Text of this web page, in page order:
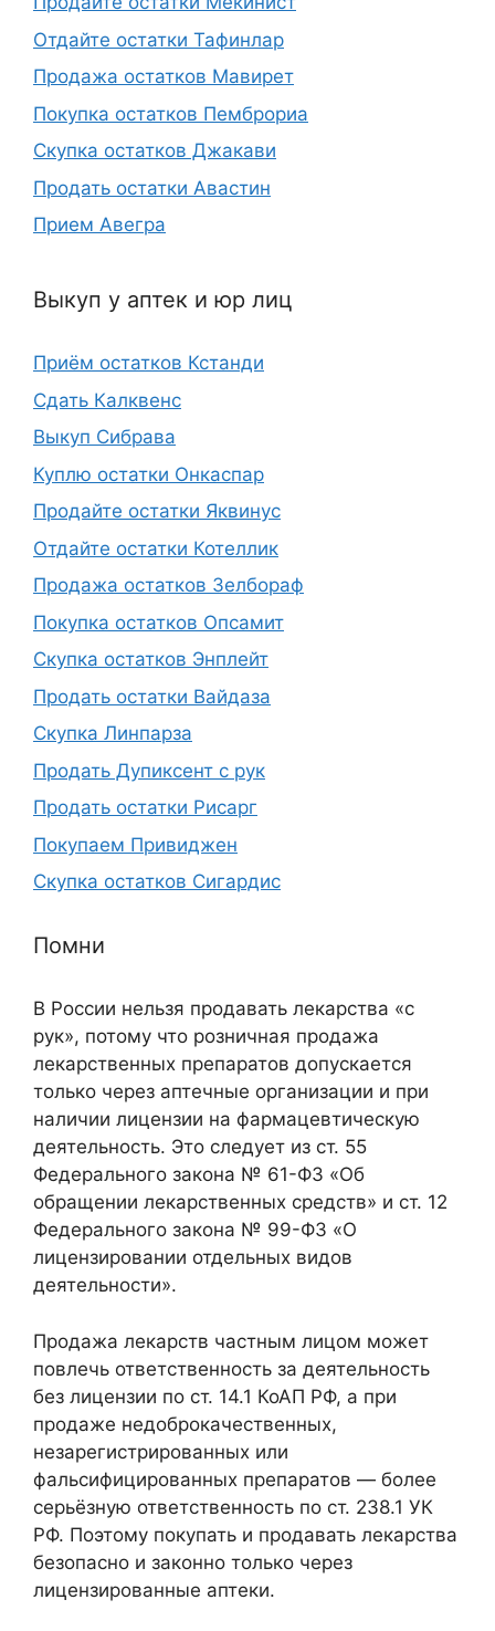
Отдайте остатки Тафинлар
Продажа остатков Мавирет
Покупка остатков Пемброриа
Скупка остатков Джакави
Продать остатки Авастин
Прием Авегра
Выкуп у аптек и юр лиц
Приём остатков Кстанди
Сдать Калквенс
Выкуп Сибрава
Куплю остатки Онкаспар
Продайте остатки Яквинус
Отдайте остатки Котеллик
Продажа остатков Зелбораф
Покупка остатков Опсамит
Скупка остатков Энплейт
Продать остатки Вайдаза
Скупка Линпарза
Продать Дупиксент с рук
Продать остатки Рисарг
Покупаем Привиджен
Скупка остатков Сигардис
Помни
В России нельзя продавать лекарства «с
рук», потому что розничная продажа
лекарственных препаратов допускается
только через аптечные организации и при
наличии лицензии на фармацевтическую
деятельность. Это следует из ст. 55
Федерального закона № 61-ФЗ «Об
обращении лекарственных средств» и ст. 12
Федерального закона № 99-ФЗ «О
лицензировании отдельных видов
деятельности».
Продажа лекарств частным лицом может
повлечь ответственность за деятельность
без лицензии по ст. 14.1 КоАП РФ, а при
продаже недоброкачественных,
незарегистрированных или
фальсифицированных препаратов — более
серьёзную ответственность по ст. 238.1 УК
РФ. Поэтому покупать и продавать лекарства
безопасно и законно только через
лицензированные аптеки.